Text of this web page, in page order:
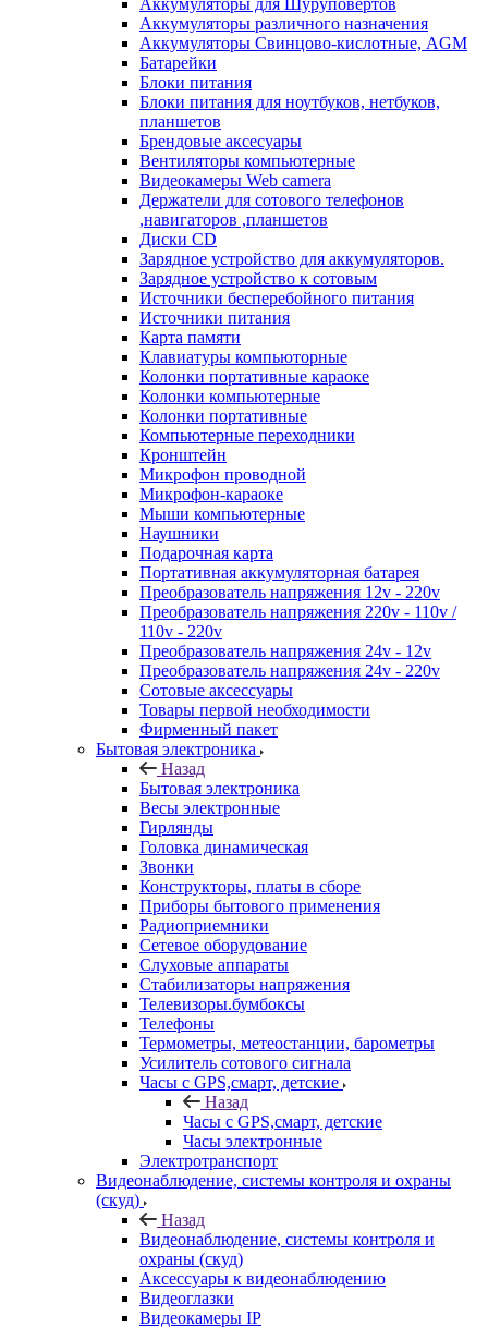
Аккумуляторы для Шуруповертов
Аккумуляторы различного назначения
Аккумуляторы Свинцово-кислотные, AGM
Батарейки
Блоки питания
Блоки питания для ноутбуков, нетбуков,
планшетов
Брендовые аксесуары
Вентиляторы компьютерные
Видеокамеры Web camera
Держатели для сотового телефонов
,навигаторов ,планшетов
Диски CD
Зарядное устройство для аккумуляторов.
Зарядное устройство к сотовым
Источники бесперебойного питания
Источники питания
Карта памяти
Клавиатуры компьюторные
Колонки портативные караоке
Колонки компьютерные
Колонки портативные
Компьютерные переходники
Кронштейн
Микрофон проводной
Микрофон-караоке
Мыши компьютерные
Наушники
Подарочная карта
Портативная аккумуляторная батарея
Преобразователь напряжения 12v - 220v
Преобразователь напряжения 220v - 110v /
110v - 220v
Преобразователь напряжения 24v - 12v
Преобразователь напряжения 24v - 220v
Сотовые аксессуары
Товары первой необходимости
Фирменный пакет
Бытовая электроника
Назад
Бытовая электроника
Весы электронные
Гирлянды
Головка динамическая
Звонки
Конструкторы, платы в сборе
Приборы бытового применения
Радиоприемники
Сетевое оборудование
Слуховые аппараты
Стабилизаторы напряжения
Телевизоры.бумбоксы
Телефоны
Термометры, метеостанции, барометры
Усилитель сотового сигнала
Часы с GPS,смарт, детские
Назад
Часы с GPS,смарт, детские
Часы электронные
Электротранспорт
Видеонаблюдение, системы контроля и охраны
(скуд)
Назад
Видеонаблюдение, системы контроля и
охраны (скуд)
Аксессуары к видеонаблюдению
Видеоглазки
Видеокамеры IP